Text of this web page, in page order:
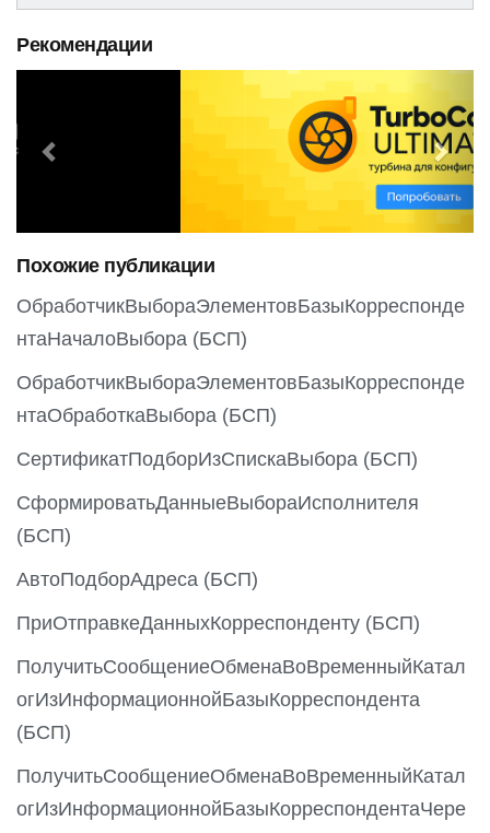
Рекомендации
e
o
u
s
e
x
t
Похожие публикации
ОбработчикВыбораЭлементовБазыКорреспонде
нтаНачалоВыбора (БСП)
ОбработчикВыбораЭлементовБазыКорреспонде
нтаОбработкаВыбора (БСП)
СертификатПодборИзСпискаВыбора (БСП)
СформироватьДанныеВыбораИсполнителя
(БСП)
АвтоПодборАдреса (БСП)
ПриОтправкеДанныхКорреспонденту (БСП)
ПолучитьСообщениеОбменаВоВременныйКатал
огИзИнформационнойБазыКорреспондента
(БСП)
ПолучитьСообщениеОбменаВоВременныйКатал
огИзИнформационнойБазыКорреспондентаЧере